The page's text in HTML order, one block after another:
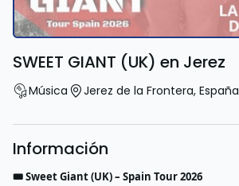
SWEET GIANT (UK) en Jerez
Música Jerez de la Frontera, España
Información
🎟️ Sweet Giant (UK) – Spain Tour 2026